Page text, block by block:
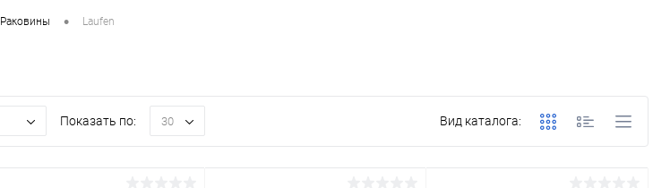
Раковины • Laufen
Показать по: 30 Вид каталога: